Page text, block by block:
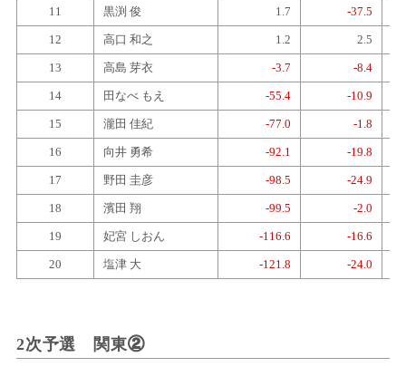
11 黒渕 俊 1.7 -37.5
12 高口 和之 1.2 2.5
13 高島 芽衣 -3.7 -8.4
14 田なべ もえ -55.4 -10.9
15 瀧田 佳紀 -77.0 -1.8
16 向井 勇希 -92.1 -19.8
17 野田 圭彦 -98.5 -24.9
18 濱田 翔 -99.5 -2.0
19 妃宮 しおん -116.6 -16.6
20 塩津 大 -121.8 -24.0
2次予選 関東②